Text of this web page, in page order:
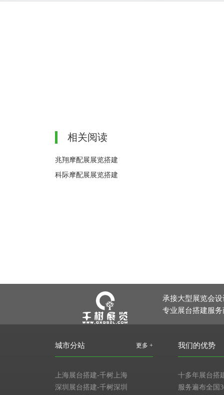
相关阅读
兆翔摩配展展览搭建
科际摩配展展览搭建
承接大型展览会
专业展台搭建服务
更多 +
城市分站
上海展台搭建-千树上海
深圳展台搭建-千树深圳
我们的优势
十多年展台搭
服务遍布全国